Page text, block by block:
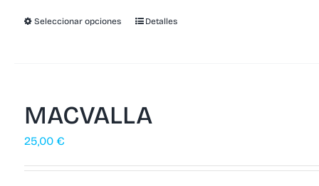
Seleccionar opciones Detalles
MACVALLA
25,00 €